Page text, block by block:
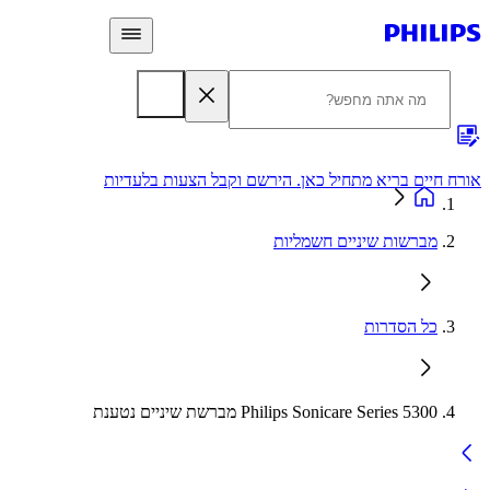
חיים בריא מתחיל כאן. הירשם וקבל הצעות בלעדיות
מברשות שיניים חשמליות
כל הסדרות
Philips Sonicare Series 5300 מברשת שיניים נטענת